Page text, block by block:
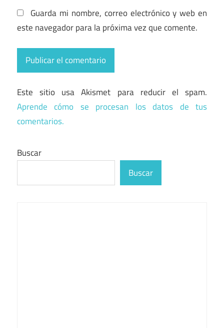
Guarda mi nombre, correo electrónico y web en
este navegador para la próxima vez que comente.
Este sitio usa Akismet para reducir el spam.
Aprende cómo se procesan los datos de tus
comentarios.
Buscar
Buscar